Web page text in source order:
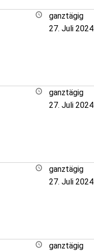
ganztägig
27. Juli 2024
ganztägig
27. Juli 2024
ganztägig
27. Juli 2024
ganztägig